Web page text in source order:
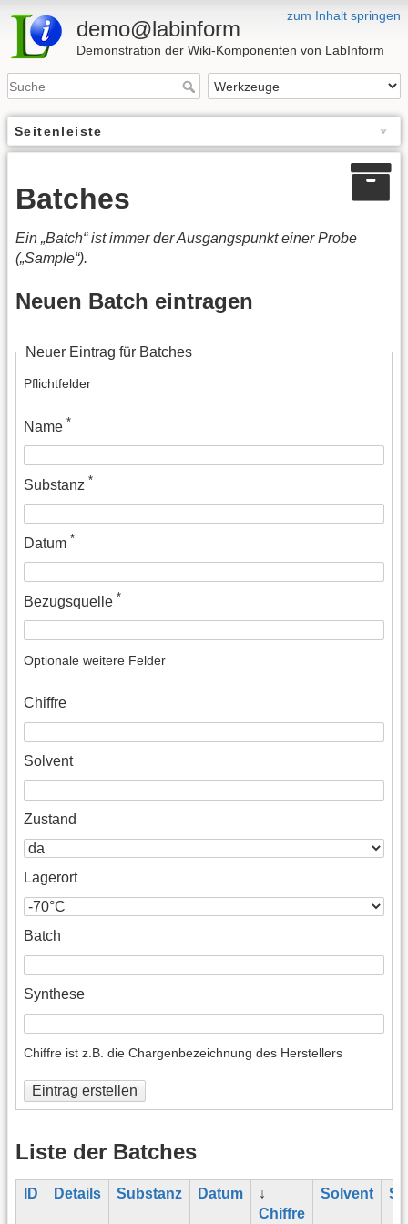
zum Inhalt springen
demo@labinform
Demonstration der Wiki-Komponenten von LabInform
Seitenleiste
Batches
Ein „Batch“ ist immer der Ausgangspunkt einer Probe
(„Sample“).
Neuen Batch eintragen
Neuer Eintrag für Batches
Pflichtfelder
Name *
Substanz *
Datum *
Bezugsquelle *
Optionale weitere Felder
Chiffre
Solvent
Zustand
Lagerort
Batch
Synthese
Chiffre ist z.B. die Chargenbezeichnung des Herstellers
Eintrag erstellen
Liste der Batches
ID Details Substanz Datum
↓
Chiffre
Solvent